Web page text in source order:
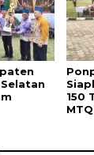
150